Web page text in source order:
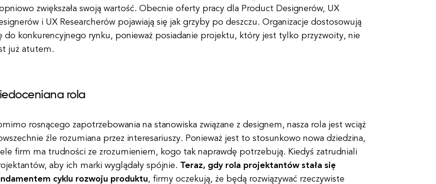
zwiększała swoją wartość. Obecnie oferty pracy dla Product Designerów, UX
i UX Researcherów pojawiają się jak grzyby po deszczu. Organizacje dostosowują
do konkurencyjnego rynku, ponieważ posiadanie projektu, który jest tylko przyzwoity, nie
już atutem.
rola
rosnącego zapotrzebowania na stanowiska związane z designem, nasza rola jest wciąż
źle rozumiana przez interesariuszy. Ponieważ jest to stosunkowo nowa dziedzina,
firm ma trudności ze zrozumieniem, kogo tak naprawdę potrzebują. Kiedyś zatrudniali
aby ich marki wyglądały spójnie. Teraz, gdy rola projektantów stała się
cyklu rozwoju produktu, firmy oczekują, że będą rozwiązywać rzeczywiste